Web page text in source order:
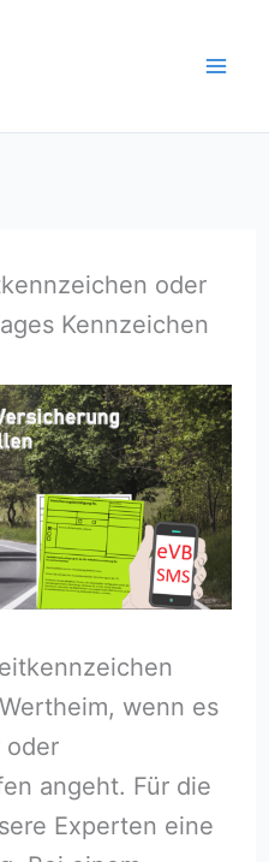
oder
Kennzeichen
wenn es
oder
angeht. Für die
Experten eine